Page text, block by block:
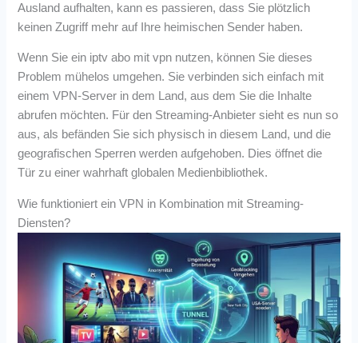
Ausland aufhalten, kann es passieren, dass Sie plötzlich
keinen Zugriff mehr auf Ihre heimischen Sender haben.
Wenn Sie ein iptv abo mit vpn nutzen, können Sie dieses
Problem mühelos umgehen. Sie verbinden sich einfach mit
einem VPN-Server in dem Land, aus dem Sie die Inhalte
abrufen möchten. Für den Streaming-Anbieter sieht es nun so
aus, als befänden Sie sich physisch in diesem Land, und die
geografischen Sperren werden aufgehoben. Dies öffnet die
Tür zu einer wahrhaft globalen Medienbibliothek.
Wie funktioniert ein VPN in Kombination mit Streaming-
Diensten?